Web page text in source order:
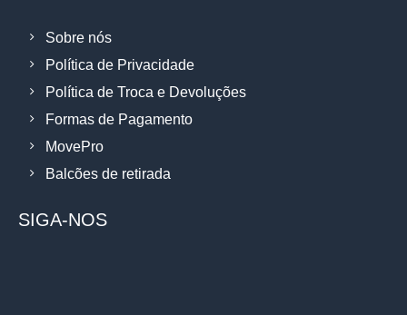
Sobre nós
Política de Privacidade
Política de Troca e Devoluções
Formas de Pagamento
MovePro
Balcões de retirada
SIGA-NOS